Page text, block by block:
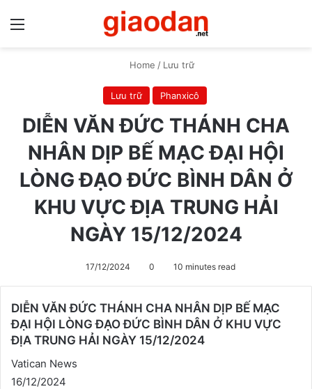
Home / Lưu trữ
Lưu trữ Phanxicô
DIỄN VĂN ĐỨC THÁNH CHA
NHÂN DỊP BẾ MẠC ĐẠI HỘI
LÒNG ĐẠO ĐỨC BÌNH DÂN Ở
KHU VỰC ĐỊA TRUNG HẢI
NGÀY 15/12/2024
17/12/2024 0 10 minutes read
DIỄN VĂN ĐỨC THÁNH CHA NHÂN DỊP BẾ MẠC
ĐẠI HỘI LÒNG ĐẠO ĐỨC BÌNH DÂN Ở KHU VỰC
ĐỊA TRUNG HẢI NGÀY 15/12/2024
Vatican News
16/12/2024